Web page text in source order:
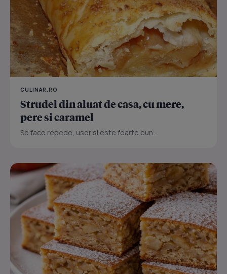
CULINAR.RO
Strudel din aluat de casa, cu mere,
pere si caramel
Se face repede, usor si este foarte bun...